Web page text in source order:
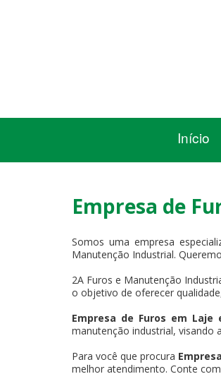
Início
Empresa de
Somos uma empresa
Manutenção Industrial.
2A Furos e Manutenção
o objetivo de oferecer
Empresa de Furos em Laje
manutenção industrial, visando
Para você que procura
melhor atendimento. Conte